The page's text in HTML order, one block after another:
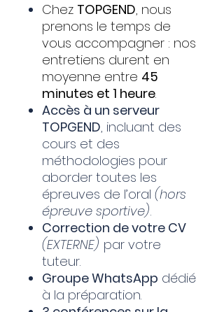
Chez TOPGEND, nous
prenons le temps de
vous accompagner : nos
entretiens durent en
moyenne entre 45
minutes et 1 heure.
Accès à un serveur
TOPGEND, incluant des
cours et des
méthodologies pour
aborder toutes les
épreuves de l’oral (hors
épreuve sportive).
Correction de votre CV
(EXTERNE) par votre
tuteur.
Groupe WhatsApp dédié
à la préparation.